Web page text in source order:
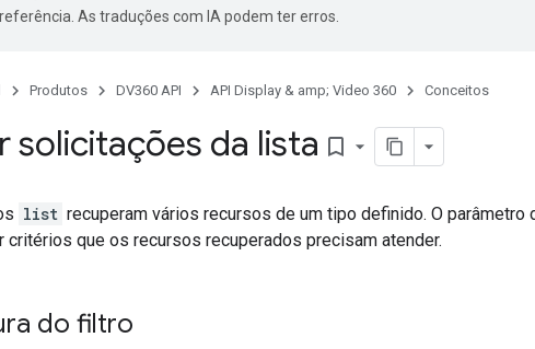
As traduções com IA podem ter erros.
Produtos DV360 API API Display & amp; Video 360 Conceitos
solicitações da lista bookmark_border
list recuperam vários recursos de um tipo definido. O parâmetro
critérios que os recursos recuperados precisam atender.
do filtro